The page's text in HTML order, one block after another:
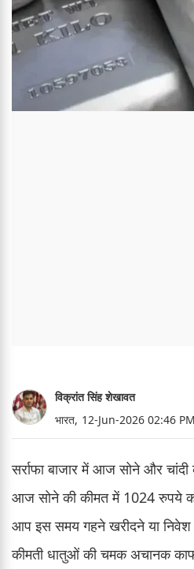
विक्रांत सिंह शेखावत
भारत, 12-Jun-2026 02:46
सर्राफा बाजार में आज सोने और
आज सोने की कीमत में 1024 रुपये का
आप इस समय गहने खरीदने या निवेश
कीमती धातुओं की चमक अचानक